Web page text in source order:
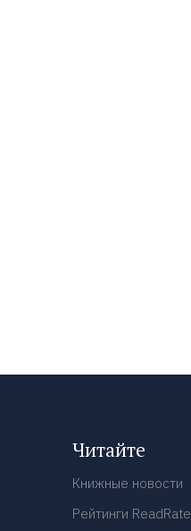
Читайте
Книжные новости
Рейтинги ReadRate